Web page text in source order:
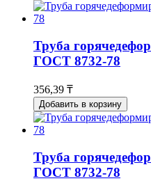
Труба
ГОСТ 8732-78
356,39 ₸
Добавить в корзину
Труба
ГОСТ 8732-78